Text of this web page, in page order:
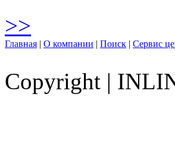
>>
Главная | О компании | Поиск | Сервис
Copyright |